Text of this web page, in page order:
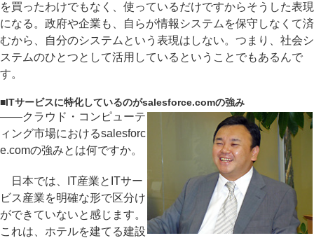
を買ったわけでもなく、使っているだけですからそうした表現
になる。政府や企業も、自らが情報システムを保守しなくて済
むから、自分のシステムという表現はしない。つまり、社会シ
ステムのひとつとして活用しているということでもあるんで
す。
■ITサービスに特化しているのがsalesforce.comの強み
――クラウド・コンピューテ
ィング市場におけるsalesforc
e.comの強みとは何ですか。
日本では、IT産業とITサー
ビス産業を明確な形で区分け
ができていないと感じます。
これは、ホテルを建てる建設